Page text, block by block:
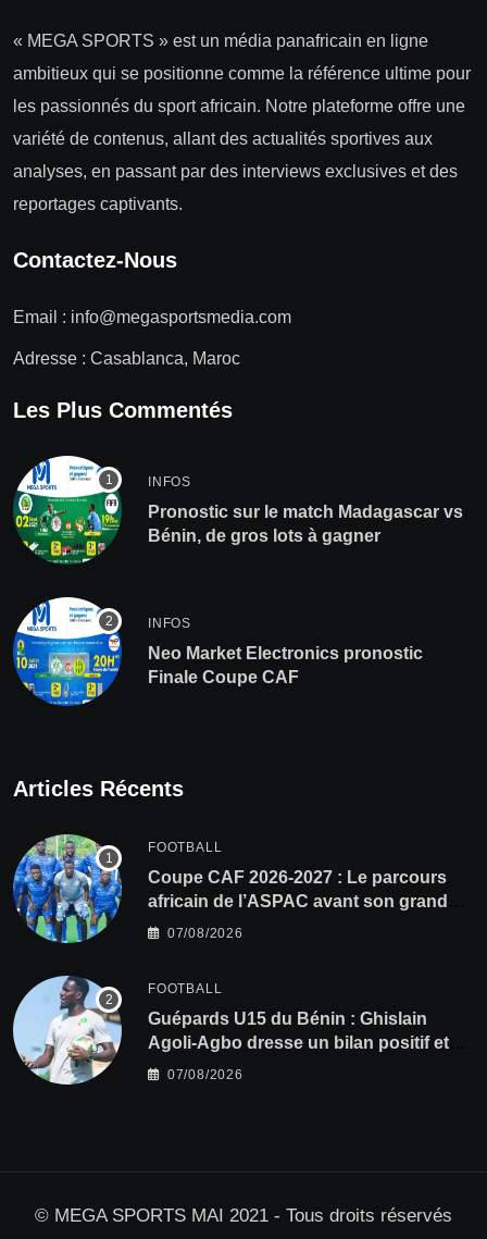
« MEGA SPORTS » est un média panafricain en ligne
ambitieux qui se positionne comme la référence ultime pour
les passionnés du sport africain. Notre plateforme offre une
variété de contenus, allant des actualités sportives aux
analyses, en passant par des interviews exclusives et des
reportages captivants.
Contactez-Nous
Email : info@megasportsmedia.com
Adresse : Casablanca, Maroc
Les Plus Commentés
INFOS
Pronostic sur le match Madagascar vs
Bénin, de gros lots à gagner
INFOS
Neo Market Electronics pronostic
Finale Coupe CAF
Articles Récents
FOOTBALL
Coupe CAF 2026-2027 : Le parcours
africain de l’ASPAC avant son grand
retour
07/08/2026
FOOTBALL
Guépards U15 du Bénin : Ghislain
Agoli-Agbo dresse un bilan positif et
mise sur la relève
07/08/2026
© MEGA SPORTS MAI 2021 - Tous droits réservés